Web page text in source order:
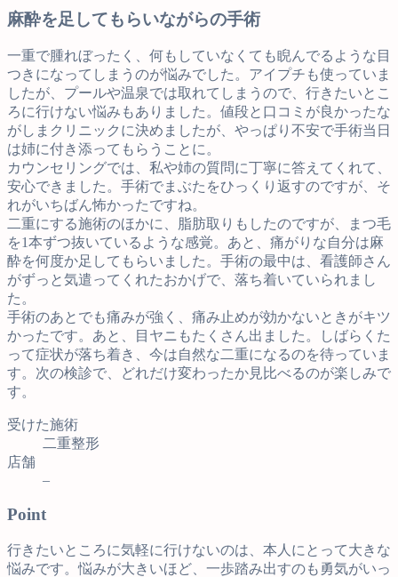
麻酔を足してもらいながらの手術
一重で腫れぼったく、何もしていなくても睨んでるような目
つきになってしまうのが悩みでした。アイプチも使っていま
したが、プールや温泉では取れてしまうので、行きたいとこ
ろに行けない悩みもありました。値段と口コミが良かったな
がしまクリニックに決めましたが、やっぱり不安で手術当日
は姉に付き添ってもらうことに。
カウンセリングでは、私や姉の質問に丁寧に答えてくれて、
安心できました。手術でまぶたをひっくり返すのですが、そ
れがいちばん怖かったですね。
二重にする施術のほかに、脂肪取りもしたのですが、まつ毛
を1本ずつ抜いているような感覚。あと、痛がりな自分は麻
酔を何度か足してもらいました。手術の最中は、看護師さん
がずっと気遣ってくれたおかげで、落ち着いていられまし
た。
手術のあとでも痛みが強く、痛み止めが効かないときがキツ
かったです。あと、目ヤニもたくさん出ました。しばらくた
って症状が落ち着き、今は自然な二重になるのを待っていま
す。次の検診で、どれだけ変わったか見比べるのが楽しみで
す。
受けた施術
二重整形
店舗
–
Point
行きたいところに気軽に行けないのは、本人にとって大きな
悩みです。悩みが大きいほど、一歩踏み出すのも勇気がいっ